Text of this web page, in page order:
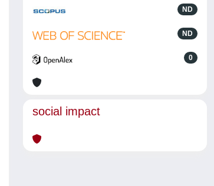
ND
ND
0
social impact